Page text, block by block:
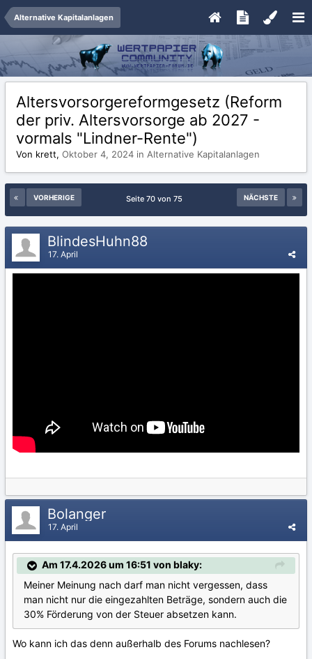
Alternative Kapitalanlagen
Altersvorsorgereformgesetz (Reform
der priv. Altersvorsorge ab 2027 -
vormals "Lindner-Rente")
Von krett, Oktober 4, 2024 in Alternative Kapitalanlagen
VORHERIGE NÄCHSTE
Seite 70 von 75
BlindesHuhn88
17. April
Bolanger
17. April
Am 17.4.2026 um 16:51 von blaky:
Meiner Meinung nach darf man nicht vergessen, dass
man nicht nur die eingezahlten Beträge, sondern auch die
30% Förderung von der Steuer absetzen kann.
Wo kann ich das denn außerhalb des Forums nachlesen?